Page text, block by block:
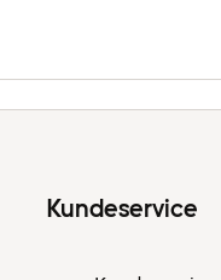
Kundeservice